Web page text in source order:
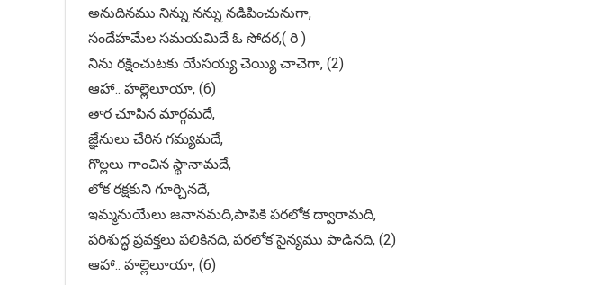
అనుదినము నిన్ను నన్ను నడిపించునుగా,
సందేహమేల సమయమిదే ఓ సోదర,( రి )
నిను రక్షించుటకు యేసయ్య చెయ్యి చాచెగా, (2)
ఆహా.. హల్లెలూయా, (6)
తార చూపిన మార్గమదే,
జ్ఞేనులు చేరిన గమ్యమదే,
గొల్లలు గాంచిన స్థానామదే,
లోక రక్షకుని గూర్చినదే,
ఇమ్మనుయేలు జనానమది,పాపికి పరలోక ద్వారామది,
పరిశుద్ధ ప్రవక్తలు పలికినది, పరలోక సైన్యము పాడినది, (2)
ఆహా.. హల్లెలూయా, (6)